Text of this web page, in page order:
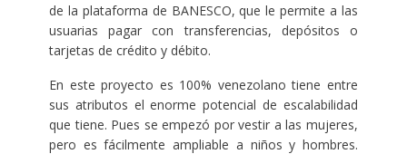
de la plataforma de BANESCO, que le permite a las
usuarias pagar con transferencias, depósitos o
tarjetas de crédito y débito.
En este proyecto es 100% venezolano tiene entre
sus atributos el enorme potencial de escalabilidad
que tiene. Pues se empezó por vestir a las mujeres,
pero es fácilmente ampliable a niños y hombres.